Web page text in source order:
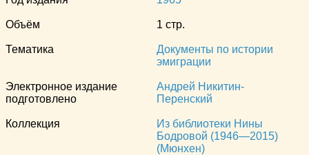
Объём 1 стр.
Тематика
Документы по истории
эмиграции
Электронное издание
подготовлено
Андрей Никитин-
Перенский
Коллекция
Из библиотеки Нины
Бодровой (1946—2015)
(Мюнхен)